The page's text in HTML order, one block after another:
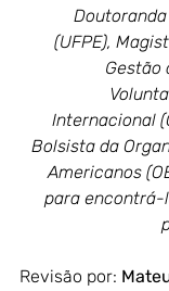
(UFPE),
Gestão
Internacional
Bolsista da
Americanos
para encontrá-
Revisão por: